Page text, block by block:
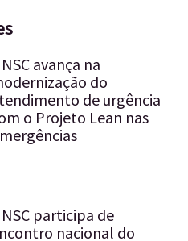
avança na
do
de urgência
o Projeto Lean nas
participa de
nacional do